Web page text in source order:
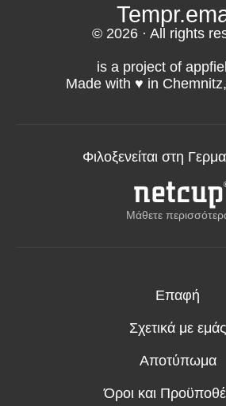
© 2026 · All rights
is a project of
Made with ♥️ in
Φιλοξενείται στη
Μάθετε
Επαφή
Σχετικά με εμάς
Αποτύπωμα
Όροι και